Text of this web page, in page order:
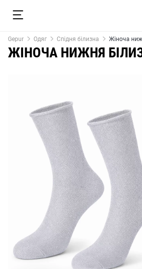
СарафаниНа
Gepur Одяг Спідня білизна Жіноча
ЖІНОЧА НИЖНЯ